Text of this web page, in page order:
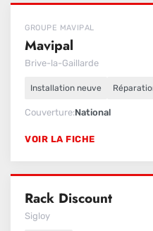
GROUPE MAVIPAL
Mavipal
Brive-la-Gaillarde
Installation neuve
Couverture National
VOIR LA FICHE
Rack Discount
Sigloy